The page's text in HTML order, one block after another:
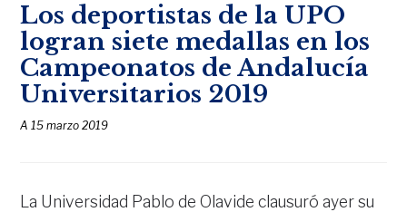
Los deportistas de la UPO
logran siete medallas en los
Campeonatos de Andalucía
Universitarios 2019
A15 marzo 2019
La Universidad Pablo de Olavide clausuró ayer su